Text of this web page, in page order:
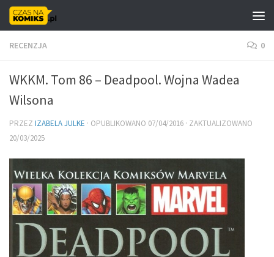
Skip to content
RECENZJA 0
WKKM. Tom 86 – Deadpool. Wojna Wadea
Wilsona
PRZEZ IZABELA JULKE · OPUBLIKOWANO 07/04/2016 · ZAKTUALIZOWANO
20/03/2025